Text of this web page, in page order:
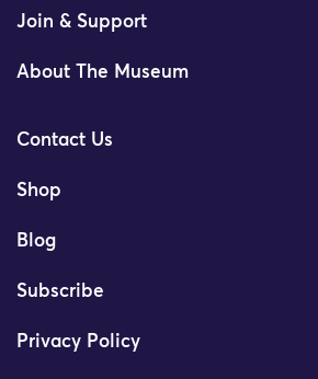
Join & Support
About The Museum
Contact Us
Shop
Blog
Subscribe
Privacy Policy